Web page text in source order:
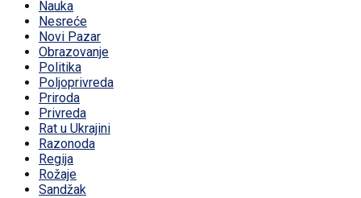
Nauka
Nesreće
Novi Pazar
Obrazovanje
Politika
Poljoprivreda
Priroda
Privreda
Rat u Ukrajini
Razonoda
Regija
Rožaje
Sandžak